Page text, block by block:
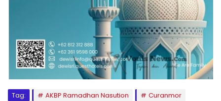
Tag: AKBP Ramadhan Nasution
Curanmor